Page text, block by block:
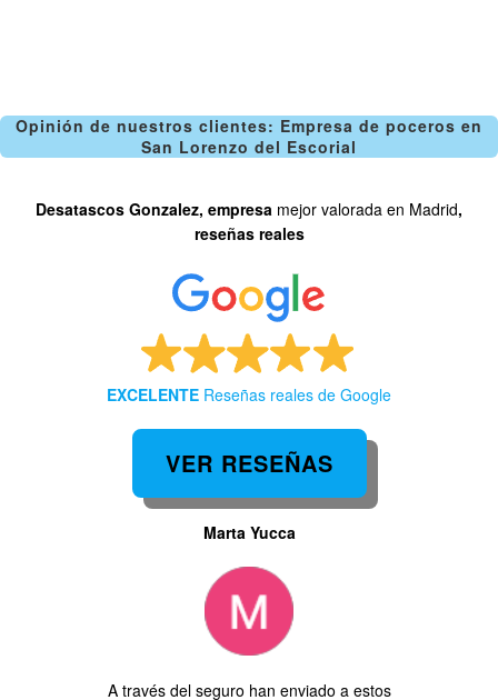
Opinión de nuestros clientes: Empresa de poceros en
San Lorenzo del Escorial
Desatascos Gonzalez, empresa mejor valorada en Madrid,
reseñas reales
EXCELENTE Reseñas reales de Google
VER RESEÑAS
EDUARDO GUTIERREZ
No puedo estar más agradecido de haber